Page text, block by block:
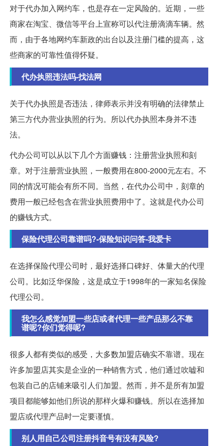
对于代办加入网约车，也是存在一定风险的。近期，一些
商家在淘宝、微信等平台上宣称可以代注册滴滴车辆。然
而，由于各地网约车新政的出台以及注册门槛的提高，这
些商家的可靠性值得怀疑。
代办执照违法吗-找法网
关于代办执照是否违法，律师表示并没有明确的法律禁止
第三方代办营业执照的行为。所以代办执照本身并不违
法。
代办公司可以从以下几个方面赚钱：注册营业执照和刻
章。对于注册营业执照，一般费用在800-2000元左右。不
同的情况可能会有所不同。当然，在代办公司中，刻章的
费用一般已经包含在营业执照费用中了。这就是代办公司
的赚钱方式。
保险代理公司靠谱吗?-保险知识问答-我爱卡
在选择保险代理公司时，最好选择口碑好、体量大的代理
公司。比如泛华保险，这是成立于1998年的一家知名保险
代理公司。
我怎么感觉加盟一些店或者代理一些产品那么不靠
谱呢?你们觉得呢?
很多人都有类似的感受，大多数加盟店确实不靠谱。现在
许多加盟店其实是企业的一种销售方式，他们通过吹嘘和
包装自己的店铺来吸引人们加盟。然而，并不是所有加盟
项目都能够如他们所说的那样火爆和赚钱。所以在选择加
盟店或代理产品时一定要谨慎。
别人用自己公司注册抖音号有没有风险?